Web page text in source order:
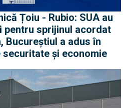
Țoiu - Rubio: SUA au
pentru sprijinul acordat
Bucureștiul a adus în
și economie